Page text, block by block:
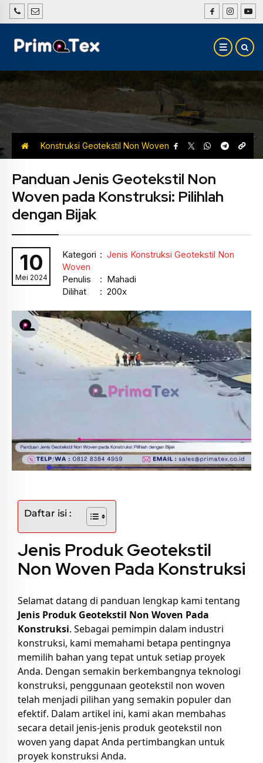
Konstruksi Geotekstil Non Woven
Jenis Konstruksi Geotekstil Non Woven
Panduan Jenis Geotekstil Non
Woven pada Konstruksi: Pilihlah
dengan Bijak
10
Mei 2024
Kategori : Jenis Konstruksi Geotekstil Non
Woven
Penulis
: Mahadi
Dilihat
: 200x
Daftar isi :
Jenis Produk Geotekstil
Non Woven Pada Konstruksi
Selamat datang di panduan lengkap kami tentang
Jenis Produk Geotekstil Non Woven Pada
Konstruksi. Sebagai pemimpin dalam industri
konstruksi, kami memahami betapa pentingnya
memilih bahan yang tepat untuk setiap proyek
Anda. Dengan semakin berkembangnya teknologi
konstruksi, penggunaan geotekstil non woven
telah menjadi pilihan yang semakin populer dan
efektif. Dalam artikel ini, kami akan membahas
secara detail jenis-jenis produk geotekstil non
woven yang dapat Anda pertimbangkan untuk
proyek konstruksi Anda.